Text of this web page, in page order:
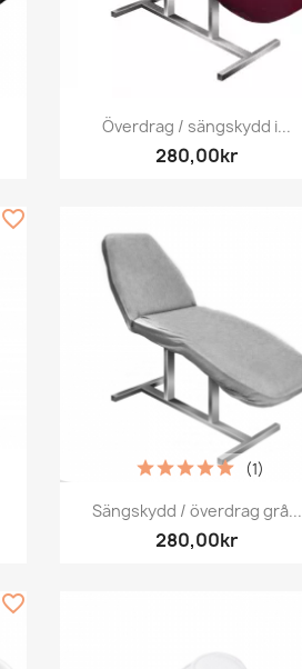
Snabbvy
Överdrag / sängskydd i...
280,00kr
favorite_border
Snabbvy
Sängskydd / överdrag grå...
280,00kr
(1)
favorite_border